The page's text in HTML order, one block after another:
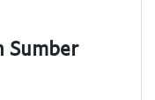
Sumber